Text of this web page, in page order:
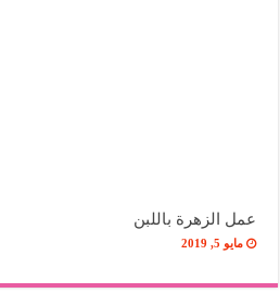
عمل الزهرة باللبن
مايو 5, 2019